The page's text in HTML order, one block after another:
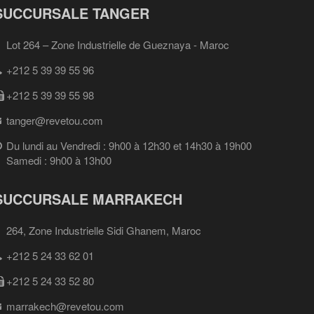
TANGER
Lot 264 – Zone Industrielle de Gueznaya - Maroc
+212 5 39 39 55 96
+212 5 39 39 55 98
tanger@revetou.com
Du lundi au Vendredi : 9h00 à 12h30 et 14h30 à 19h00
Samedi : 9h00 à 13h00
MARRAKECH
264, Zone Industrielle Sidi Ghanem, Maroc
+212 5 24 33 62 01
+212 5 24 33 52 80
marrakech@revetou.com